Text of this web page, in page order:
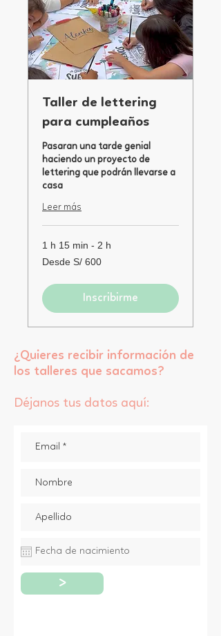
Taller de lettering
para cumpleaños
Pasaran una tarde genial
haciendo un proyecto de
lettering que podrán llevarse a
casa
Leer más
1 h 15 min - 2 h
Desde
600
Desde S/ 600
Inscribirme
¿Quieres recibir información de
los talleres que sacamos?
​Déjanos tus datos aquí:
>